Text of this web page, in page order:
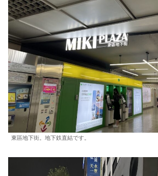
東區地下街。地下鉄直結です。